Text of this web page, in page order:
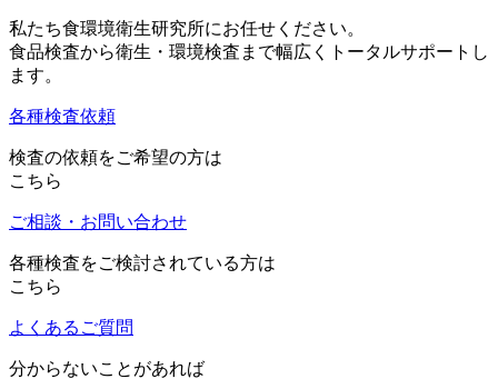
私たち食環境衛生研究所にお任せください。
食品検査から衛生・環境検査まで幅広くトータルサポートし
ます。
各種検査依頼
検査の依頼をご希望の方は
こちら
ご相談・お問い合わせ
各種検査をご検討されている方は
こちら
よくあるご質問
分からないことがあれば